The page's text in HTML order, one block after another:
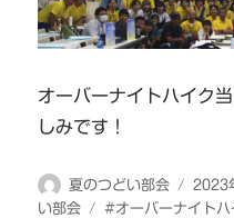
オーバーナイトハイク
しみです！
投
稿
夏のつどい部会
投
稿
2023
い部会
タ
#オーバーナイトハ